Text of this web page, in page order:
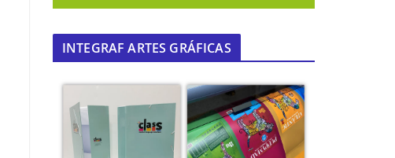
INTEGRAF ARTES GRÁFICAS